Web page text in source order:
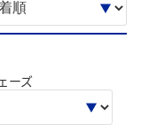
ーズ